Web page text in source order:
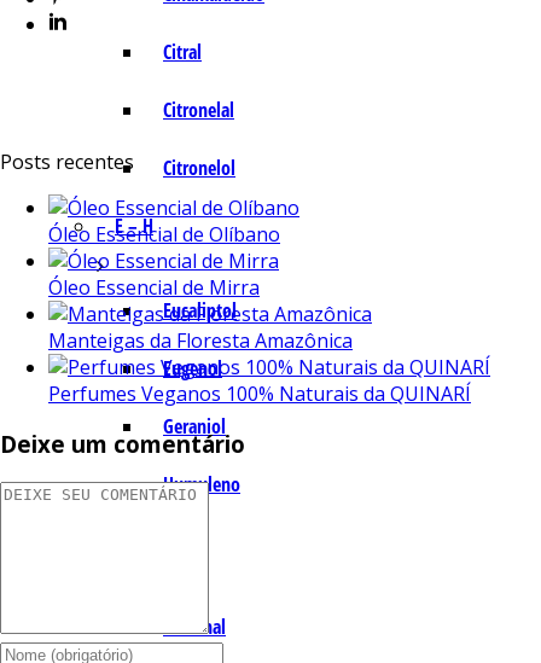
Citral
Citronelal
Citronelol
E – H
Eucaliptol
Eugenol
Geraniol
Humuleno
Lemonal
Posts recentes
Óleo Essencial de Olíbano
Óleo Essencial de Mirra
Manteigas da Floresta Amazônica
Perfumes Veganos 100% Naturais da QUINARÍ
Deixe um comentário